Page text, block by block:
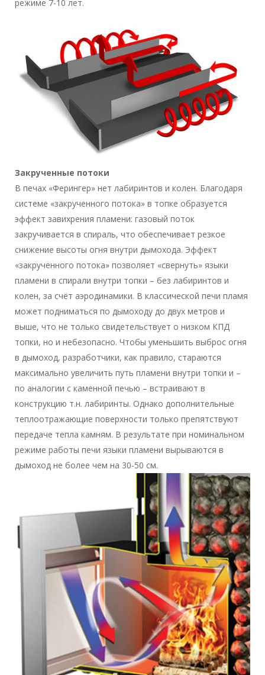
режиме 7-10 лет.
Закрученные потоки
В печах «Ферингер» нет лабиринтов и колен. Благодаря
системе «закрученного потока» в топке образуется
эффект завихрения пламени: газовый поток
закручивается в спираль, что обеспечивает резкое
снижение высоты огня внутри дымохода. Эффект
«закрученного потока» позволяет «свернуть» языки
пламени в спирали внутри топки – без лабиринтов и
колен, за счёт аэродинамики. В классической печи пламя
может подниматься по дымоходу до двух метров и
выше, что не только свидетельствует о низком КПД
топки, но и небезопасно. Чтобы уменьшить выброс огня
в дымоход, разработчики, как правило, стараются
максимально увеличить путь пламени внутри топки и –
по аналогии с каменной печью – встраивают в
конструкцию т.н. лабиринты. Однако дополнительные
теплоотражающие поверхности только препятствуют
передаче тепла камням. В результате при номинальном
режиме работы печи языки пламени вырываются в
дымоход не более чем на 30-50 см.